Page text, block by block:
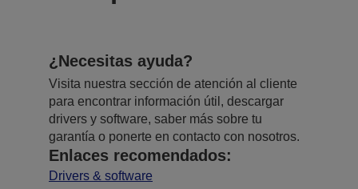
¿Necesitas ayuda?
Visita nuestra sección de atención al cliente
para encontrar información útil, descargar
drivers y software, saber más sobre tu
garantía o ponerte en contacto con nosotros.
Enlaces recomendados:
Drivers & software